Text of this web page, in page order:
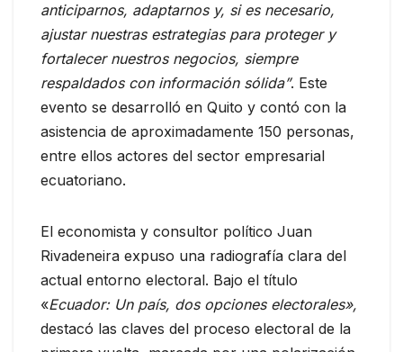
anticiparnos, adaptarnos y, si es necesario,
ajustar nuestras estrategias para proteger y
fortalecer nuestros negocios, siempre
respaldados con información sólida”. Este
evento se desarrolló en Quito y contó con la
asistencia de aproximadamente 150 personas,
entre ellos actores del sector empresarial
ecuatoriano.
El economista y consultor político Juan
Rivadeneira expuso una radiografía clara del
actual entorno electoral. Bajo el título
«Ecuador: Un país, dos opciones electorales»,
destacó las claves del proceso electoral de la